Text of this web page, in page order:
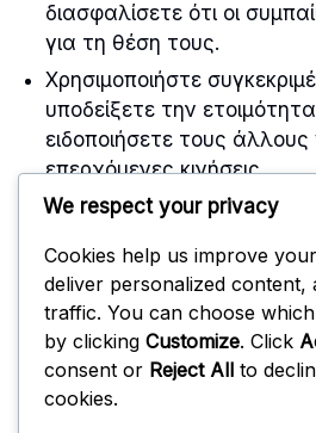
διασφαλίσετε ότι οι
για τη θέση τους.
Χρησιμοποιήστε
υποδείξετε την
ειδοποιήσετε τους άλλους
επερχόμενες κινήσεις.
Διατηρήστε οπτική επαφή
Τεχνικές
του λίμπερο
We respect your privacy
Cookies help us improve
deliver personalized content,
traffic. You can choose
by clicking Customize. Click
consent or Reject All to
cookies.